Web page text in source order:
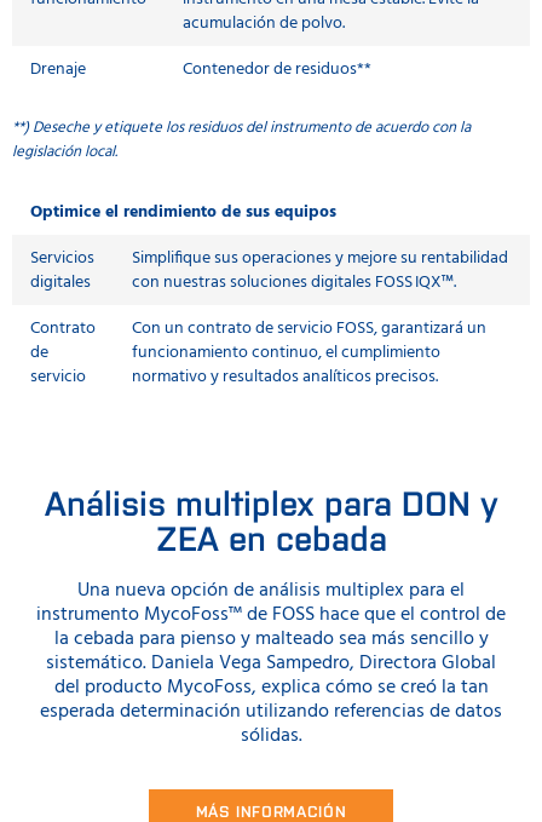
acumulación de polvo.
Drenaje
Contenedor de residuos**
**) Deseche y etiquete los residuos del instrumento de acuerdo con la
legislación local.
Optimice el rendimiento de sus equipos
Servicios
digitales
Simplifique sus operaciones y mejore su rentabilidad
con nuestras soluciones digitales FOSS IQX™.
Contrato
de
servicio
Con un contrato de servicio FOSS, garantizará un
funcionamiento continuo, el cumplimiento
normativo y resultados analíticos precisos.
Análisis multiplex para DON y
ZEA en cebada
Una nueva opción de análisis multiplex para el
instrumento MycoFoss™ de FOSS hace que el control de
la cebada para pienso y malteado sea más sencillo y
sistemático. Daniela Vega Sampedro, Directora Global
del producto MycoFoss, explica cómo se creó la tan
esperada determinación utilizando referencias de datos
sólidas.
MÁS INFORMACIÓN